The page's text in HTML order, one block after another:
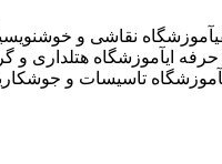
آموزشگاه نقاشی و
ایآموزشگاه هتلداری و
آموزشگاه تاسیسات و